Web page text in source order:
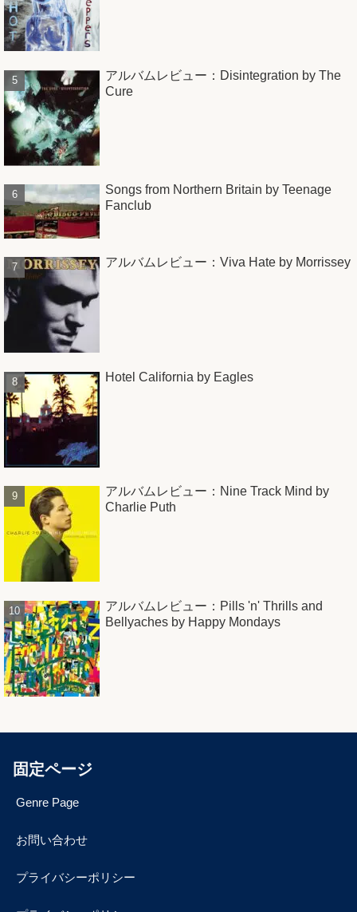
アルバムレビュー：Disintegration by The
Cure
Songs from Northern Britain by Teenage
Fanclub
アルバムレビュー：Viva Hate by Morrissey
Hotel California by Eagles
アルバムレビュー：Nine Track Mind by
Charlie Puth
アルバムレビュー：Pills 'n' Thrills and
Bellyaches by Happy Mondays
固定ページ
Genre Page
お問い合わせ
プライバシーポリシー